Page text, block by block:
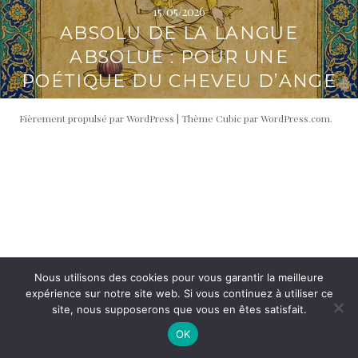
i
p
a
l
t
é
r
a
l
15/05/2026
ABSOLU DE LA LANGUE
ABSOLUE : POUR UNE
POÉTIQUE DU CHEVEU D’ANGE
Fièrement propulsé par WordPress | Thème Cubic parWordPress.com.
Nous utilisons des cookies pour vous garantir la meilleure
expérience sur notre site web. Si vous continuez à utiliser ce
site, nous supposerons que vous en êtes satisfait.
OK